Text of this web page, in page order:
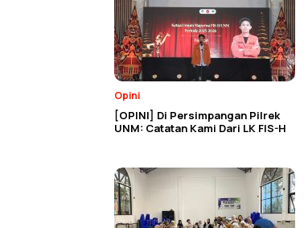
Opini
[OPINI] Di Persimpangan Pilrek
UNM: Catatan Kami Dari LK FIS-H